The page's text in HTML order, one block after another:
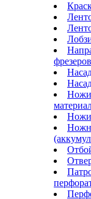
фрезеров
Ножи
Ножи